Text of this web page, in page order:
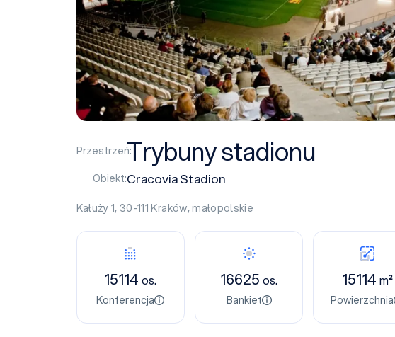
Przestrzeń:Trybuny stadionu
Obiekt:Cracovia Stadion
Kałuży 1, 30-111Kraków,małopolskie
15114os.
Konferencja
16625os.
Bankiet
15114 m²
Powierzchnia